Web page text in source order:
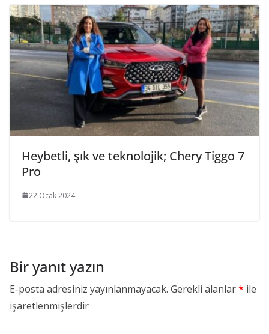
Heybetli, şık ve teknolojik; Chery Tiggo 7
Pro
22 Ocak 2024
Bir yanıt yazın
E-posta adresiniz yayınlanmayacak. Gerekli alanlar* ile
işaretlenmişlerdir